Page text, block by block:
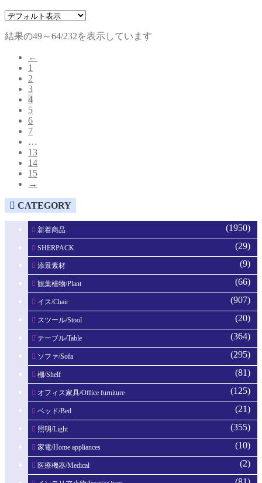
結果の49～64/232を表示しています
←
1
2
3
4
5
6
7
…
13
14
15
→
CATEGORY
新着商品 (1950)
SHERPACK (29)
添景素材 (9)
観葉植物/Plant (66)
イス/Chair (907)
スツール/Stool (20)
テーブル/Table (364)
ソファ/Sofa (295)
棚/Shelf (81)
オフィス家具/Office furniture (125)
ベッド/Bed (21)
照明/Light (355)
家電/Home appliances (10)
医療機器/Medical (2)